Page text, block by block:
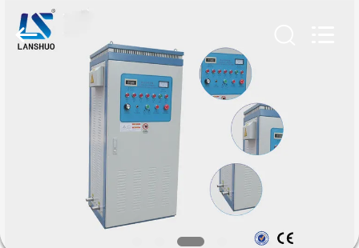
PRODUCTOS
NOSOTROS
Lanshuo
Electronics